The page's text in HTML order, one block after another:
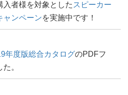
入者様を対象とした スピーカー
ャンペーンを実施中です！
年度版総合カタログのPDFフ
。